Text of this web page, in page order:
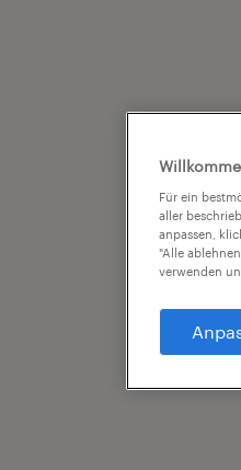
Für ein
aller
anpassen,
"Alle
verwenden